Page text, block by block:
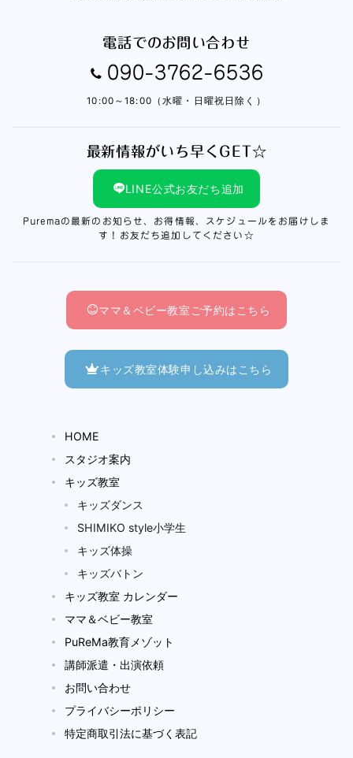
電話でのお問い合わせ
090-3762-6536
10:00～18:00（水曜・日曜祝日除く）
最新情報がいち早くGET☆
LINE公式お友だち追加
Puremaの最新のお知らせ、お得情報、スケジュールをお届けしま
す！お友だち追加してください☆
ママ＆ベビー教室ご予約はこちら
キッズ教室体験申し込みはこちら
HOME
スタジオ案内
キッズ教室
キッズダンス
SHIMIKO style小学生
キッズ体操
キッズバトン
キッズ教室 カレンダー
ママ＆ベビー教室
PuReMa教育メゾット
講師派遣・出演依頼
お問い合わせ
プライバシーポリシー
特定商取引法に基づく表記